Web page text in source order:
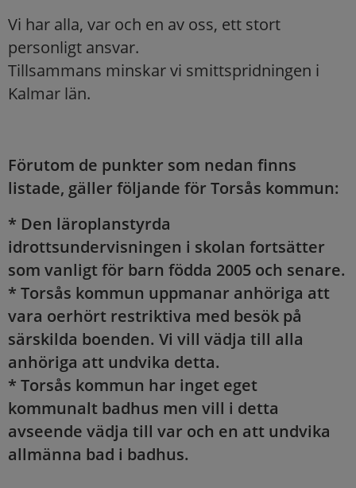
Vi har alla, var och en av oss, ett stort
personligt ansvar.
Tillsammans minskar vi smittspridningen i
Kalmar län.
Förutom de punkter som nedan finns
listade, gäller följande för Torsås kommun:
* Den läroplanstyrda
idrottsundervisningen i skolan fortsätter
som vanligt för barn födda 2005 och senare.
* Torsås kommun uppmanar anhöriga att
vara oerhört restriktiva med besök på
särskilda boenden. Vi vill vädja till alla
anhöriga att undvika detta.
* Torsås kommun har inget eget
kommunalt badhus men vill i detta
avseende vädja till var och en att undvika
allmänna bad i badhus.